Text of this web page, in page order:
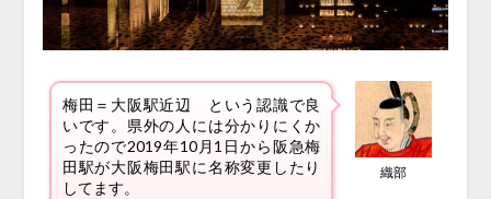
梅田＝大阪駅近辺 という認識で良
いです。県外の人には分かりにくか
ったので2019年10月1日から阪急梅
田駅が大阪梅田駅に名称変更したり
してます。
織部